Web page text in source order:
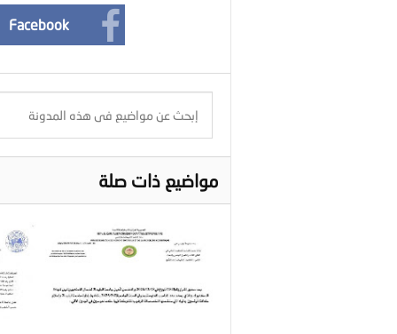
Facebook
مواضيع ذات صلة